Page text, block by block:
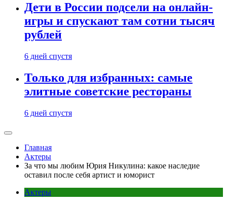
Дети в России подсели на онлайн-
игры и спускают там сотни тысяч
рублей
6 дней спустя
Только для избранных: самые
элитные советские рестораны
6 дней спустя
Главная
Актеры
За что мы любим Юрия Никулина: какое наследие
оставил после себя артист и юморист
Актеры